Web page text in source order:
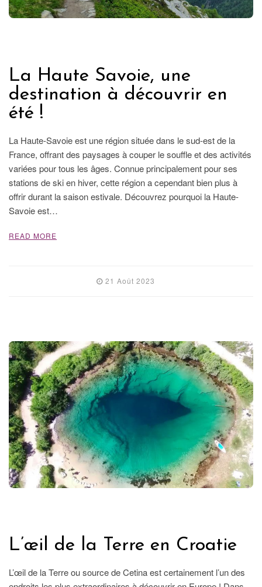
La Haute Savoie, une
destination à découvrir en
été !
La Haute-Savoie est une région située dans le sud-est de la
France, offrant des paysages à couper le souffle et des activités
variées pour tous les âges. Connue principalement pour ses
stations de ski en hiver, cette région a cependant bien plus à
offrir durant la saison estivale. Découvrez pourquoi la Haute-
Savoie est…
READ MORE
21 Août 2023
L’œil de la Terre en Croatie
L’œil de la Terre ou source de Cetina est certainement l’un des